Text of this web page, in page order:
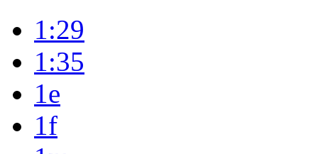
1:29
1:35
1e
1f